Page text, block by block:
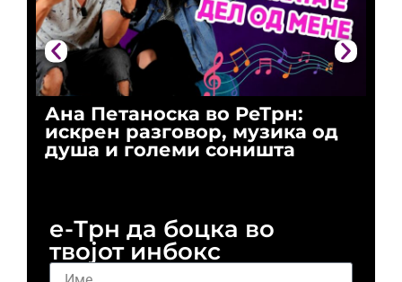
Ана Петаноска во РеТрн:
искрен разговор, музика од
душа и големи соништа
е-Трн да боцка во
твојот инбокс